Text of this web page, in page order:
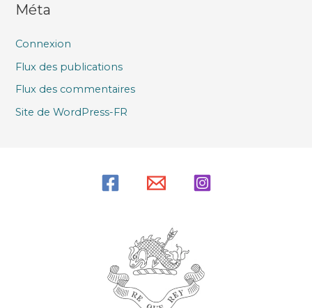
Méta
Connexion
Flux des publications
Flux des commentaires
Site de WordPress-FR